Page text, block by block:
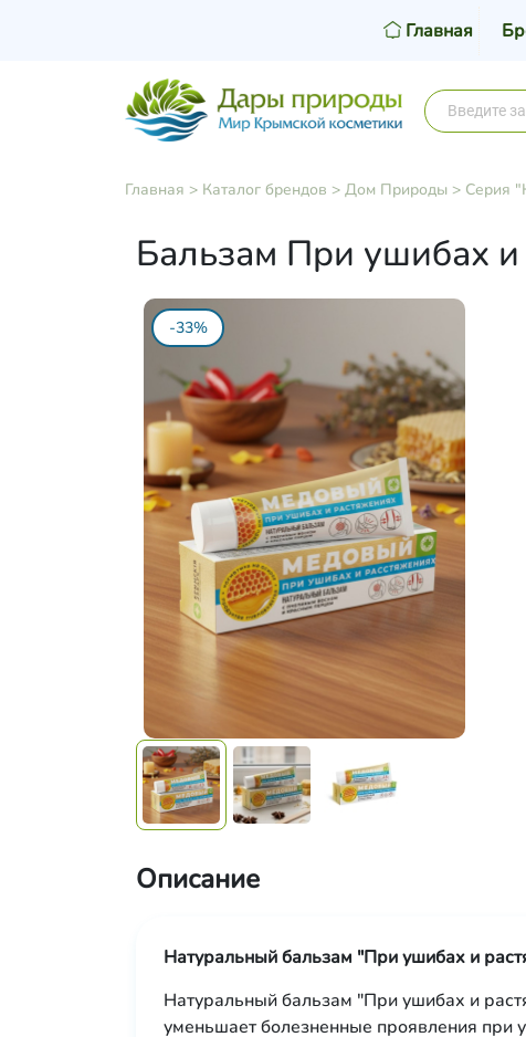
Главная
Главная > Каталог брендов > Дом Природы> Серия
Бальзам При ушибах
-33%
Описание
Натуральный бальзам "При ушибах и
Натуральный бальзам "При ушибах и
уменьшает болезненные проявления при